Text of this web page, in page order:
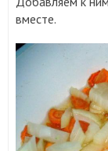
вместе.